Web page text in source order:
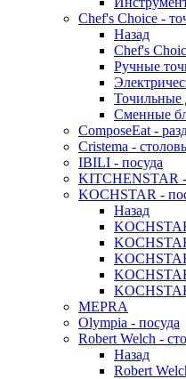
Chef's Choice -
Назад
Chef's
Ручные
Точильные
Сменные
ComposeEat -
Cristema -
IBILI - посуда
KITCHENSTAR -
KOCHSTAR -
Назад
MEPRA
Olympia - посуда
Robert Welch -
Назад
Robert